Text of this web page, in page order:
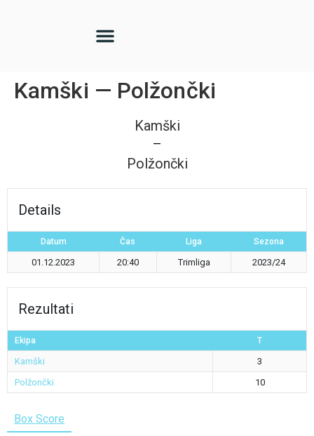
Kamški — Polžončki
Kamški
—
Polžončki
Details
Datum Čas Liga Sezona
01.12.2023 20:40 Trimliga 2023/24
Rezultati
Ekipa T
Kamški
3
Polžončki
10
Box Score